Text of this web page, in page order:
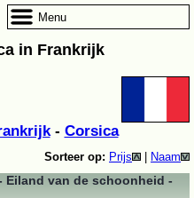
in Frankrijk
- Corsica
Sorteer op: Prijs Naam
Eiland van de schoonheid -
Menu